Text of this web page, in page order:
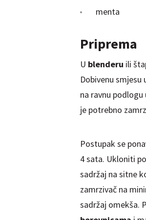
menta
Priprema
U blenderu ili
Dobivenu
na ravnu podlogu
je potrebno
Postupak se
4 sata. Ukloniti
sadržaj na sitne
zamrzivač na
sadržaj omekša.